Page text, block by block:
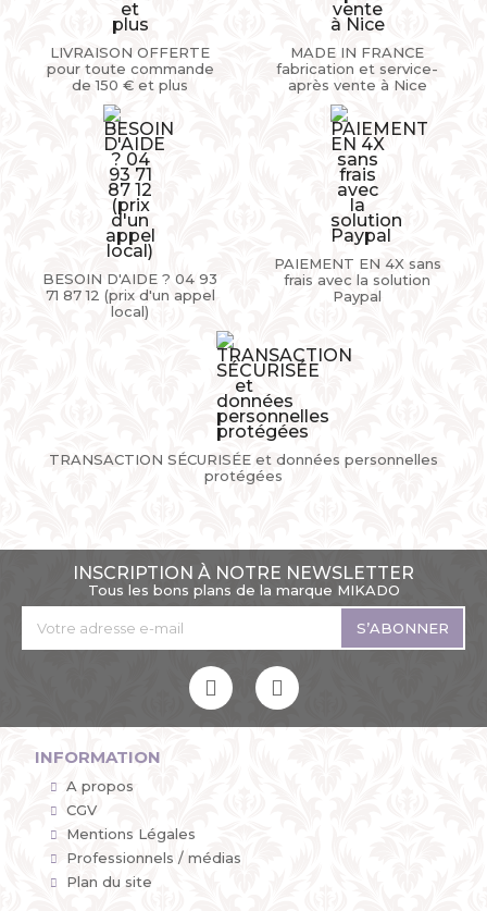
LIVRAISON OFFERTE
pour toute commande
de 150 € et plus
MADE IN FRANCE
fabrication et service-
après vente à Nice
BESOIN D'AIDE ? 04 93
71 87 12 (prix d'un appel
local)
PAIEMENT EN 4X sans
frais avec la solution
Paypal
TRANSACTION SÉCURISÉE et données personnelles
protégées
INSCRIPTION À NOTRE NEWSLETTER
Tous les bons plans de la marque MIKADO
S’ABONNER
INFORMATION
A propos
CGV
Mentions Légales
Professionnels / médias
Plan du site